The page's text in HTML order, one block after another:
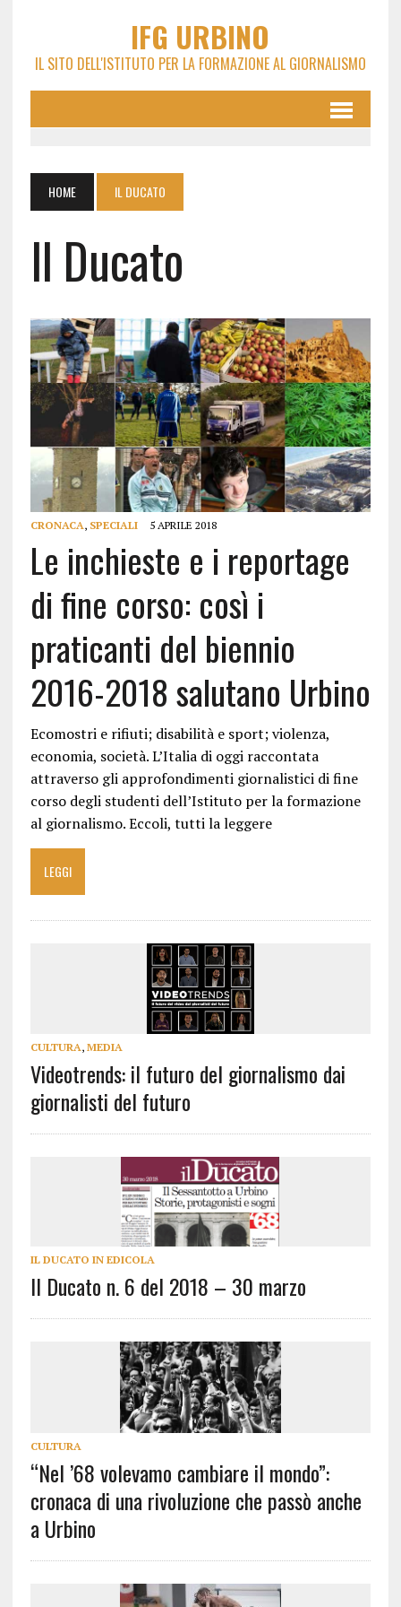
IFG URBINO
IL SITO DELL'ISTITUTO PER LA FORMAZIONE AL GIORNALISMO
HOME IL DUCATO
Il Ducato
CRONACA, SPECIALI 5 APRILE 2018
Le inchieste e i reportage
di fine corso: così i
praticanti del biennio
2016-2018 salutano Urbino
Ecomostri e rifiuti; disabilità e sport; violenza,
economia, società. L’Italia di oggi raccontata
attraverso gli approfondimenti giornalistici di fine
corso degli studenti dell’Istituto per la formazione
al giornalismo. Eccoli, tutti la leggere
LEGGI
CULTURA, MEDIA
Videotrends: il futuro del giornalismo dai
giornalisti del futuro
IL DUCATO IN EDICOLA
Il Ducato n. 6 del 2018 – 30 marzo
CULTURA
“Nel ’68 volevamo cambiare il mondo”:
cronaca di una rivoluzione che passò anche
a Urbino